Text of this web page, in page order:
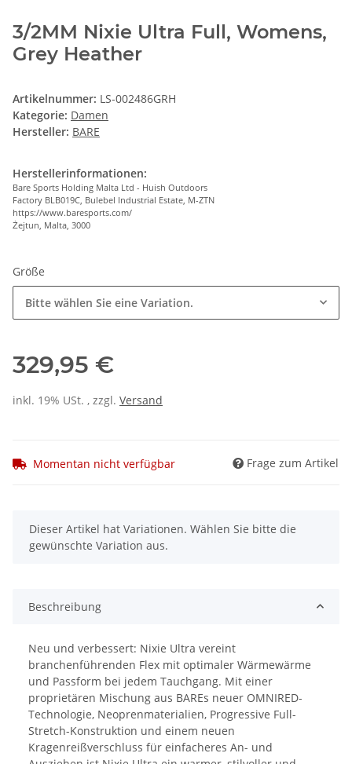
3/2MM Nixie Ultra Full, Womens,
Grey Heather
Artikelnummer: LS-002486GRH
Kategorie: Damen
Hersteller: BARE
Herstellerinformationen:
Bare Sports Holding Malta Ltd - Huish Outdoors
Factory BLB019C, Bulebel Industrial Estate, M-ZTN
https://www.baresports.com/
Żejtun, Malta, 3000
Größe
Bitte wählen Sie eine Variation.
329,95 €
inkl. 19% USt. , zzgl. Versand
Momentan nicht verfügbar Frage zum Artikel
x
Dieser Artikel hat Variationen. Wählen Sie bitte die
gewünschte Variation aus.
Beschreibung
Neu und verbessert: Nixie Ultra vereint
branchenführenden Flex mit optimaler Wärmewärme
und Passform bei jedem Tauchgang. Mit einer
proprietären Mischung aus BAREs neuer OMNIRED-
Technologie, Neoprenmaterialien, Progressive Full-
Stretch-Konstruktion und einem neuen
Kragenreißverschluss für einfacheres An- und